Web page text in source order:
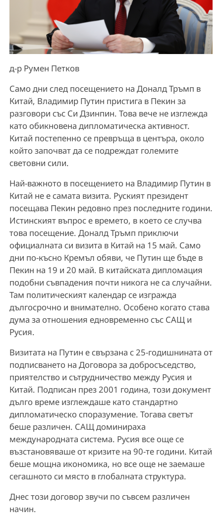
д-р Румен Петков
Само дни след посещението на Доналд Тръмп в
Китай, Владимир Путин пристига в Пекин за
разговори със Си Дзинпин. Това вече не изглежда
като обикновена дипломатическа активност.
Китай постепенно се превръща в центъра, около
който започват да се подреждат големите
световни сили.
Най-важното в посещението на Владимир Путин в
Китай не е самата визита. Руският президент
посещава Пекин редовно през последните години.
Истинският въпрос е времето, в което се случва
това посещение. Доналд Тръмп приключи
официалната си визита в Китай на 15 май. Само
дни по-късно Кремъл обяви, че Путин ще бъде в
Пекин на 19 и 20 май. В китайската дипломация
подобни съвпадения почти никога не са случайни.
Там политическият календар се изгражда
дългосрочно и внимателно. Особено когато става
дума за отношения едновременно със САЩ и
Русия.
Визитата на Путин е свързана с 25-годишнината от
подписването на Договора за добросъседство,
приятелство и сътрудничество между Русия и
Китай. Подписан през 2001 година, този документ
дълго време изглеждаше като стандартно
дипломатическо споразумение. Тогава светът
беше различен. САЩ доминираха
международната система. Русия все още се
възстановяваше от кризите на 90-те години. Китай
беше мощна икономика, но все още не заемаше
сегашното си място в глобалната структура.
Днес този договор звучи по съвсем различен
начин.